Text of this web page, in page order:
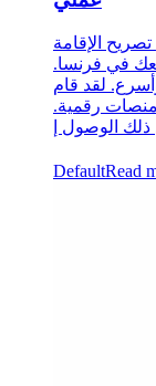
الإقامة
في فرنسا.
لقد قام
منصات رقمية.
DefaultRead